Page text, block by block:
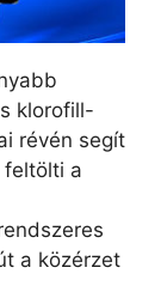
klorofill-
révén segít
feltölti a
a közérzet